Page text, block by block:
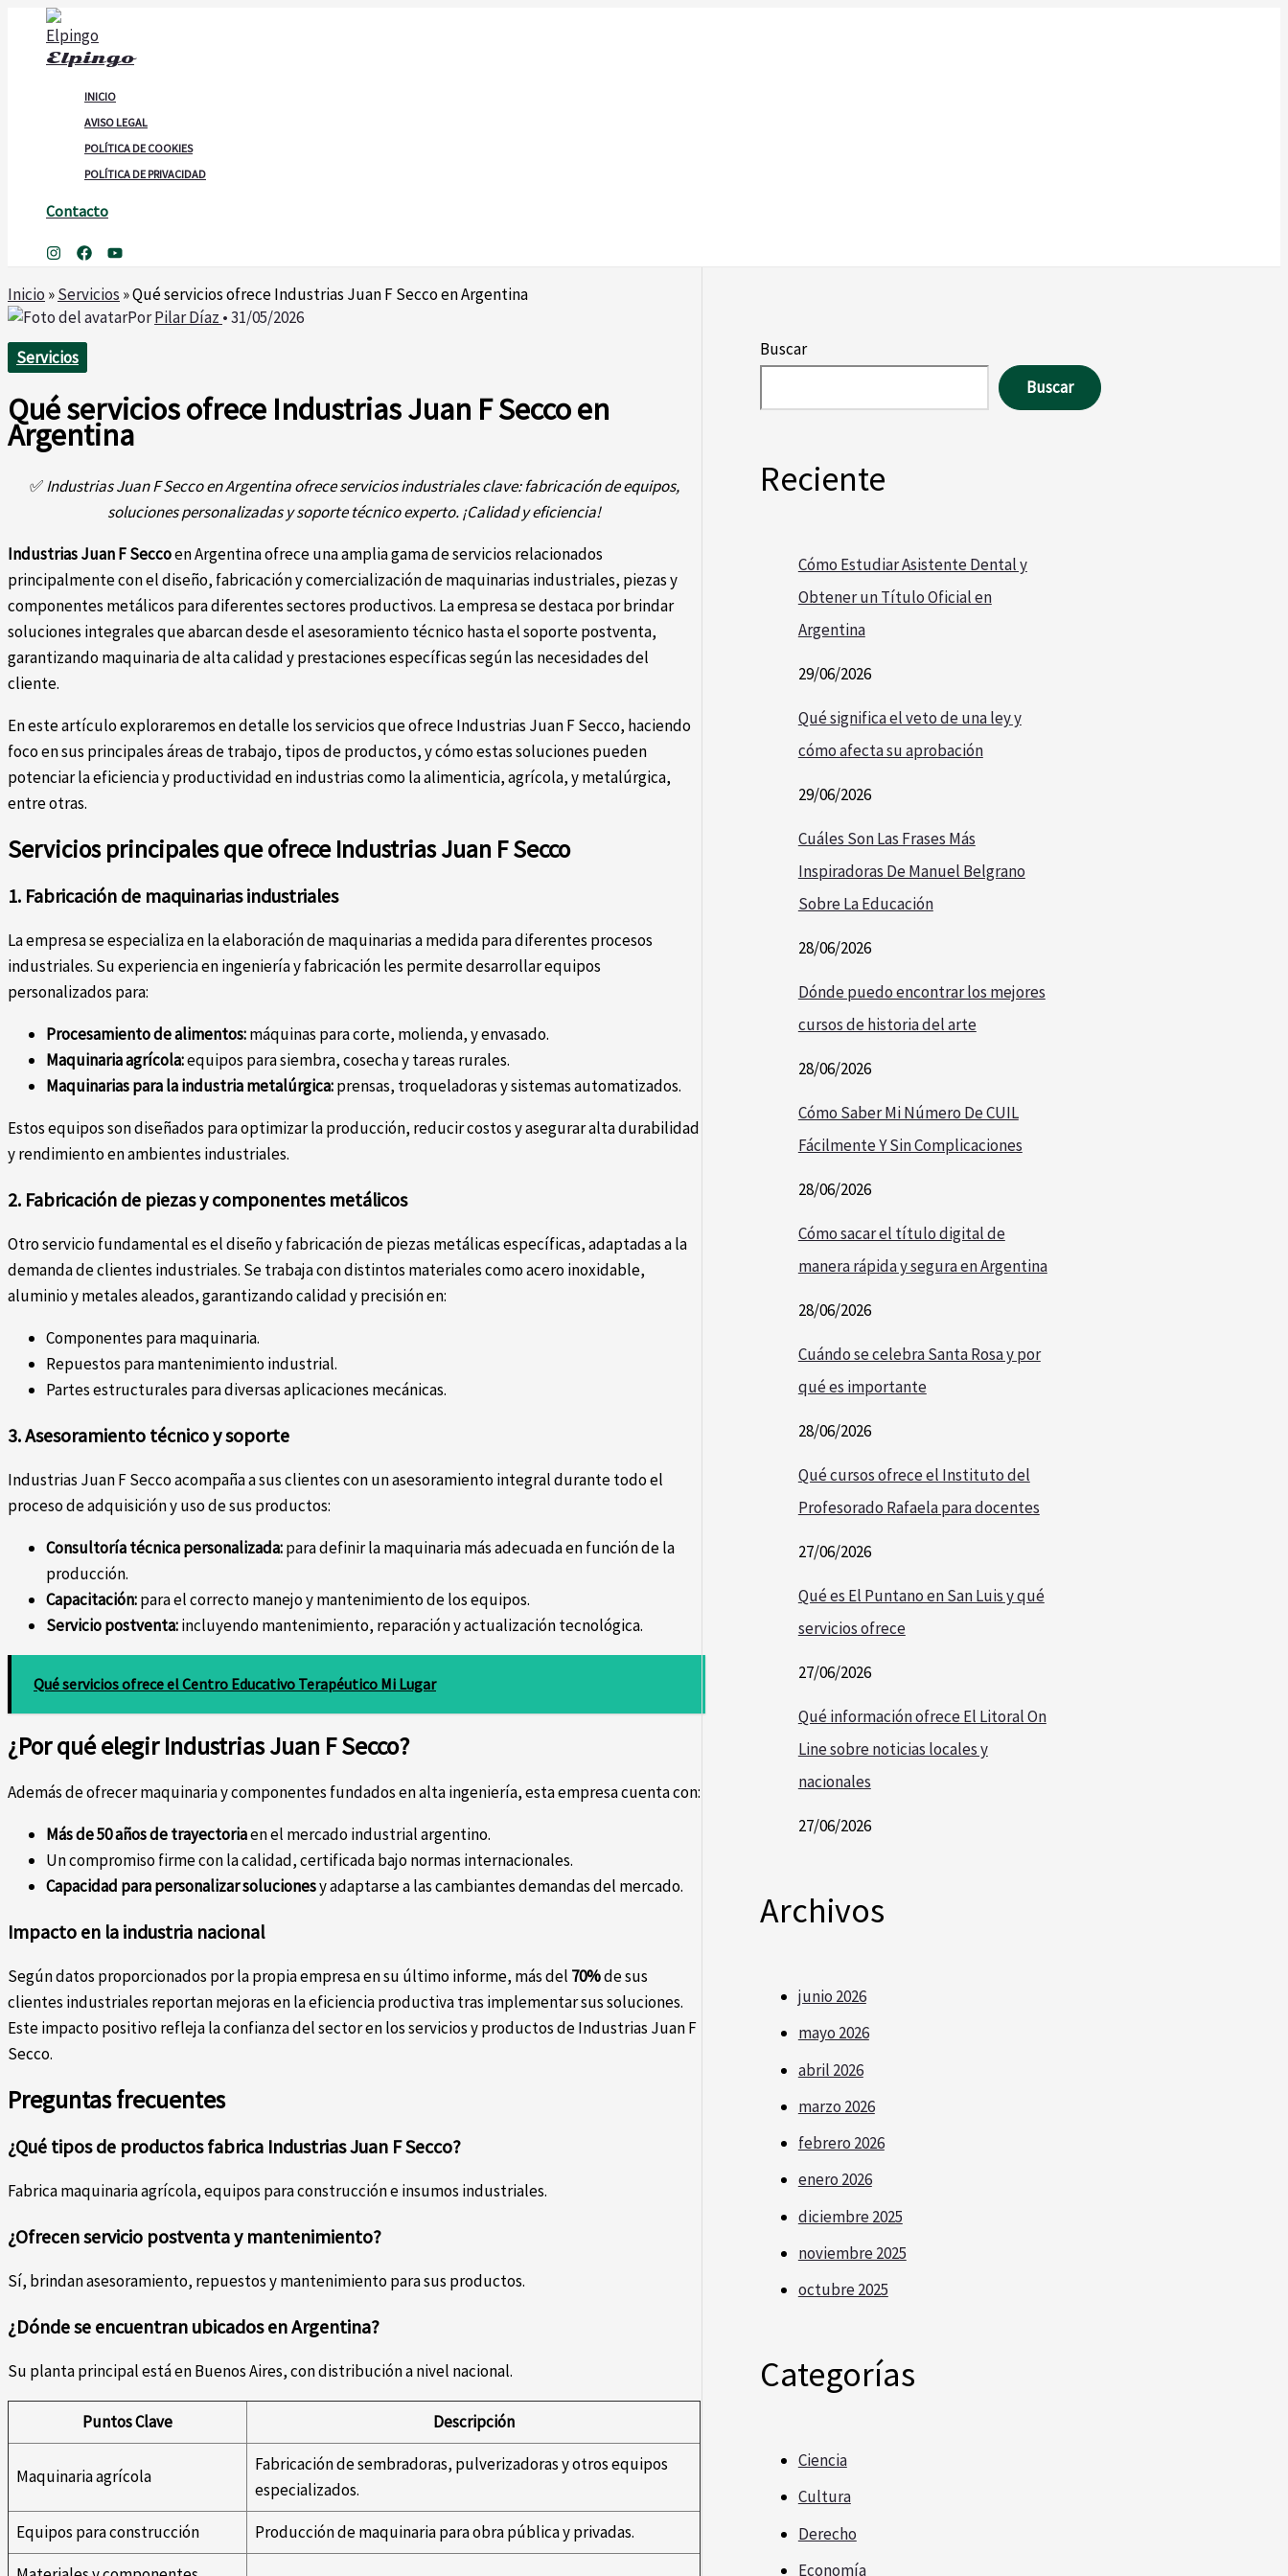
contenido
Elpingo
INICIO
AVISO LEGAL
POLÍTICA DE COOKIES
POLÍTICA DE PRIVACIDAD
Contacto
Inicio »Servicios »Qué servicios ofrece Industrias Juan F Secco en Argentina
PorPilar Díaz •31/05/2026
Servicios
Qué servicios ofrece Industrias Juan F Secco en
Argentina
✅Industrias Juan F Secco en Argentina ofrece servicios industriales clave: fabricación de equipos,
soluciones personalizadas y soporte técnico experto. ¡Calidad y eficiencia!
Industrias Juan F Seccoen Argentina ofrece una amplia gama de servicios relacionados
principalmente con el diseño, fabricación y comercialización de maquinarias industriales, piezas y
componentes metálicos para diferentes sectores productivos. La empresa se destaca por brindar
soluciones integrales que abarcan desde el asesoramiento técnico hasta el soporte postventa,
garantizando maquinaria de alta calidad y prestaciones específicas según las necesidades del
cliente.
En este artículo exploraremos en detalle los servicios que ofrece Industrias Juan F Secco, haciendo
foco en sus principales áreas de trabajo, tipos de productos, y cómo estas soluciones pueden
potenciar la eficiencia y productividad en industrias como la alimenticia, agrícola, y metalúrgica,
entre otras.
Servicios principales que ofrece Industrias Juan F Secco
1. Fabricación de maquinarias industriales
La empresa se especializa en la elaboración de maquinarias a medida para diferentes procesos
industriales. Su experiencia en ingeniería y fabricación les permite desarrollar equipos
personalizados para:
Procesamiento de alimentos:máquinas para corte, molienda, y envasado.
Maquinaria agrícola:equipos para siembra, cosecha y tareas rurales.
Maquinarias para la industria metalúrgica:prensas, troqueladoras y sistemas automatizados.
Estos equipos son diseñados para optimizar la producción, reducir costos y asegurar alta durabilidad
y rendimiento en ambientes industriales.
2. Fabricación de piezas y componentes metálicos
Otro servicio fundamental es el diseño y fabricación de piezas metálicas específicas, adaptadas a la
demanda de clientes industriales. Se trabaja con distintos materiales como acero inoxidable,
aluminio y metales aleados, garantizando calidad y precisión en:
Componentes para maquinaria.
Repuestos para mantenimiento industrial.
Partes estructurales para diversas aplicaciones mecánicas.
3. Asesoramiento técnico y soporte
Industrias Juan F Secco acompaña a sus clientes con un asesoramiento integral durante todo el
proceso de adquisición y uso de sus productos:
Consultoría técnica personalizada:para definir la maquinaria más adecuada en función de la
producción.
Capacitación:para el correcto manejo y mantenimiento de los equipos.
Servicio postventa:incluyendo mantenimiento, reparación y actualización tecnológica.
Qué servicios ofrece el Centro Educativo Terapéutico Mi Lugar
¿Por qué elegir Industrias Juan F Secco?
Además de ofrecer maquinaria y componentes fundados en alta ingeniería, esta empresa cuenta con:
Más de 50 años de trayectoriaen el mercado industrial argentino.
Un compromiso firme con la calidad, certificada bajo normas internacionales.
Capacidad para personalizar solucionesy adaptarse a las cambiantes demandas del mercado.
Impacto en la industria nacional
Según datos proporcionados por la propia empresa en su último informe, más del 70%de sus
clientes industriales reportan mejoras en la eficiencia productiva tras implementar sus soluciones.
Este impacto positivo refleja la confianza del sector en los servicios y productos de Industrias Juan F
Secco.
Preguntas frecuentes
¿Qué tipos de productos fabrica Industrias Juan F Secco?
Fabrica maquinaria agrícola, equipos para construcción e insumos industriales.
¿Ofrecen servicio postventa y mantenimiento?
Sí, brindan asesoramiento, repuestos y mantenimiento para sus productos.
¿Dónde se encuentran ubicados en Argentina?
Su planta principal está en Buenos Aires, con distribución a nivel nacional.
Puntos Clave Descripción
Maquinaria agrícola
Fabricación de sembradoras, pulverizadoras y otros equipos
especializados.
Equipos para construcción
Producción de maquinaria para obra pública y privadas.
Buscar
Buscar
Reciente
Cómo Estudiar Asistente Dental y
Obtener un Título Oficial en
Argentina
29/06/2026
Qué significa el veto de una ley y
cómo afecta su aprobación
29/06/2026
Cuáles Son Las Frases Más
Inspiradoras De Manuel Belgrano
Sobre La Educación
28/06/2026
Dónde puedo encontrar los mejores
cursos de historia del arte
28/06/2026
Cómo Saber Mi Número De CUIL
Fácilmente Y Sin Complicaciones
28/06/2026
Cómo sacar el título digital de
manera rápida y segura en Argentina
28/06/2026
Cuándo se celebra Santa Rosa y por
qué es importante
28/06/2026
Qué cursos ofrece el Instituto del
Profesorado Rafaela para docentes
27/06/2026
Qué es El Puntano en San Luis y qué
servicios ofrece
27/06/2026
Qué información ofrece El Litoral On
Line sobre noticias locales y
nacionales
27/06/2026
Archivos
junio 2026
mayo 2026
abril 2026
marzo 2026
febrero 2026
enero 2026
diciembre 2025
noviembre 2025
octubre 2025
Categorías
Ciencia
Cultura
Derecho
Economía